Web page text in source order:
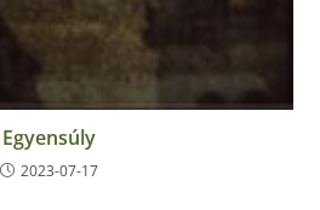
Egyensúly
2023-07-17